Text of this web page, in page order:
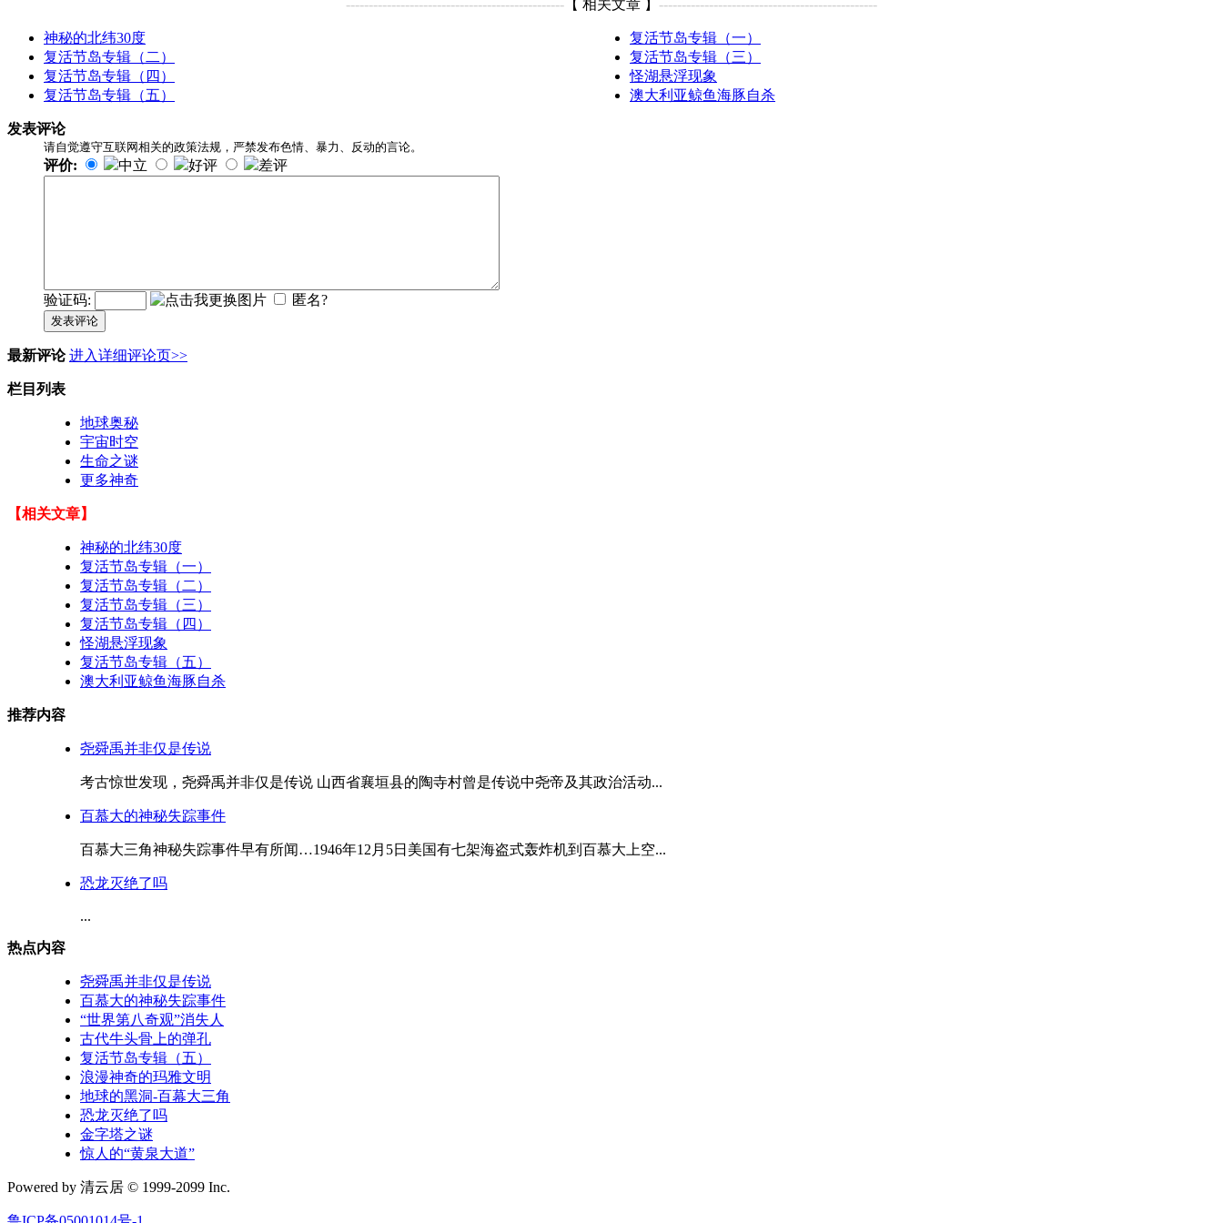
------------------------------------------------ 【 相关文章 】 ------------------------------------------------
神秘的北纬30度
复活节岛专辑（一）
复活节岛专辑（二）
复活节岛专辑（三）
复活节岛专辑（四）
怪湖悬浮现象
复活节岛专辑（五）
澳大利亚鲸鱼海豚自杀
发表评论
请自觉遵守互联网相关的政策法规，严禁发布色情、暴力、反动的言论。
评价: 中立 好评 差评
验证码: 匿名?
发表评论
最新评论 进入详细评论页>>
栏目列表
地球奥秘
宇宙时空
生命之谜
更多神奇
【相关文章】
神秘的北纬30度
复活节岛专辑（一）
复活节岛专辑（二）
复活节岛专辑（三）
复活节岛专辑（四）
怪湖悬浮现象
复活节岛专辑（五）
澳大利亚鲸鱼海豚自杀
推荐内容
尧舜禹并非仅是传说
考古惊世发现，尧舜禹并非仅是传说 山西省襄垣县的陶寺村曾是传说中尧帝及其政治活动...
百慕大的神秘失踪事件
百慕大三角神秘失踪事件早有所闻…1946年12月5日美国有七架海盗式轰炸机到百慕大上空...
恐龙灭绝了吗
...
热点内容
尧舜禹并非仅是传说
百慕大的神秘失踪事件
“世界第八奇观”消失人
古代牛头骨上的弹孔
复活节岛专辑（五）
浪漫神奇的玛雅文明
地球的黑洞-百幕大三角
恐龙灭绝了吗
金字塔之谜
惊人的“黄泉大道”
Powered by 清云居 © 1999-2099 Inc.